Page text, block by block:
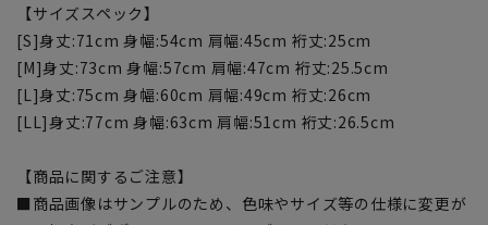
【サイズスペック】
[S]身丈:71cm 身幅:54cm 肩幅:45cm 裄丈:25cm
[M]身丈:73cm 身幅:57cm 肩幅:47cm 裄丈:25.5cm
[L]身丈:75cm 身幅:60cm 肩幅:49cm 裄丈:26cm
[LL]身丈:77cm 身幅:63cm 肩幅:51cm 裄丈:26.5cm
【商品に関するご注意】
■商品画像はサンプルのため、色味やサイズ等の仕様に変更が